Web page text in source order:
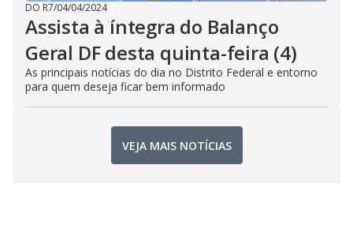
DO R7/04/04/2024
Assista à íntegra do Balanço
Geral DF desta quinta-feira (4)
As principais notícias do dia no Distrito Federal e entorno
para quem deseja ficar bem informado
VEJA MAIS NOTÍCIAS